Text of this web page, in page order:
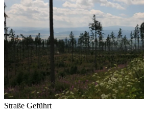
Straße Geführt